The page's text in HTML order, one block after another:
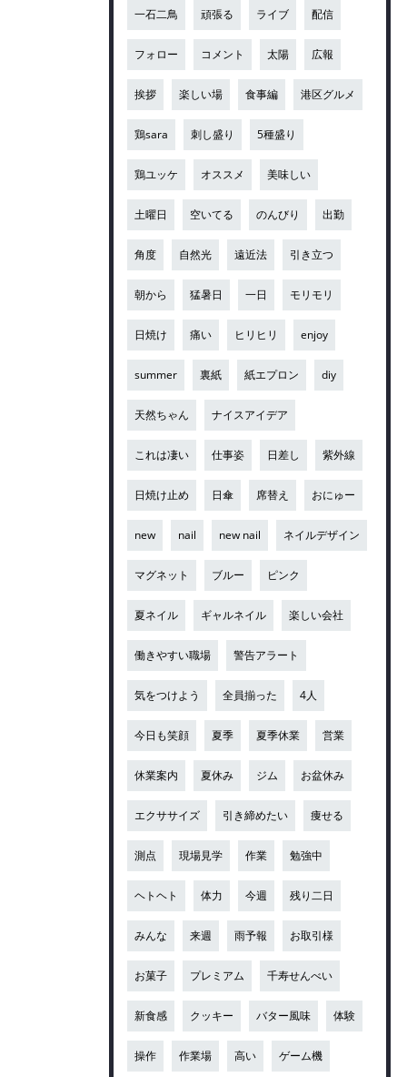
一石二鳥 頑張る ライブ 配信
フォロー コメント 太陽 広報
挨拶 楽しい場 食事編 港区グルメ
鶏sara 刺し盛り 5種盛り
鶏ユッケ オススメ 美味しい
土曜日 空いてる のんびり 出勤
角度 自然光 遠近法 引き立つ
朝から 猛暑日 一日 モリモリ
日焼け 痛い ヒリヒリ enjoy
summer 裏紙 紙エプロン diy
天然ちゃん ナイスアイデア
これは凄い 仕事姿 日差し 紫外線
日焼け止め 日傘 席替え おにゅー
new nail new nail ネイルデザイン
マグネット ブルー ピンク
夏ネイル ギャルネイル 楽しい会社
働きやすい職場 警告アラート
気をつけよう 全員揃った 4人
今日も笑顔 夏季 夏季休業 営業
休業案内 夏休み ジム お盆休み
エクササイズ 引き締めたい 痩せる
測点 現場見学 作業 勉強中
ヘトヘト 体力 今週 残り二日
みんな 来週 雨予報 お取引様
お菓子 プレミアム 千寿せんべい
新食感 クッキー バター風味 体験
操作 作業場 高い ゲーム機